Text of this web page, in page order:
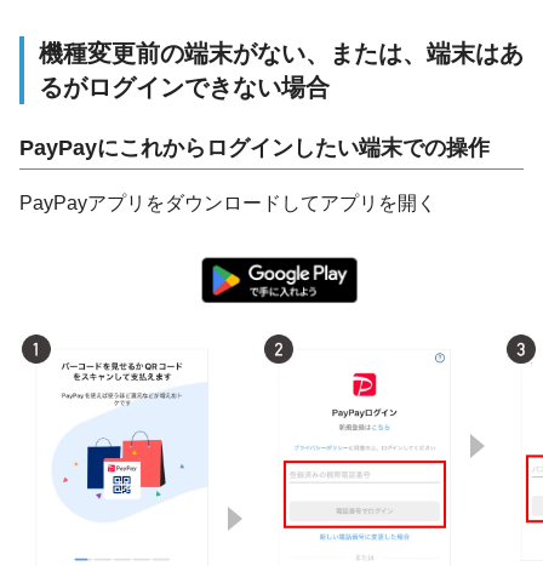
機種変更前の端末がない、または、端末はあ
るがログインできない場合
PayPayにこれからログインしたい端末での操作
PayPayアプリをダウンロードしてアプリを開く